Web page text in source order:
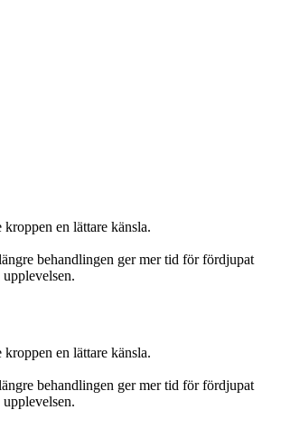
en lättare känsla.
behandlingen ger mer tid för fördjupat
en lättare känsla.
behandlingen ger mer tid för fördjupat